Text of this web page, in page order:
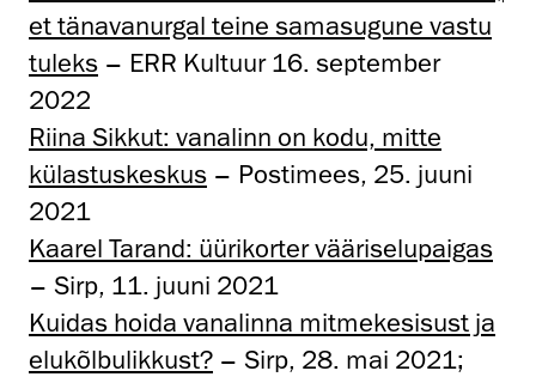
et tänavanurgal teine samasugune vastu
tuleks – ERR Kultuur 16. september
2022
Riina Sikkut: vanalinn on kodu, mitte
külastuskeskus – Postimees, 25. juuni
2021
Kaarel Tarand: üürikorter vääriselupaigas
– Sirp, 11. juuni 2021
Kuidas hoida vanalinna mitmekesisust ja
elukõlbulikkust? – Sirp, 28. mai 2021;